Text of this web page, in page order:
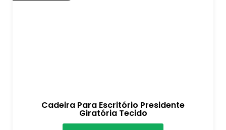
Cadeira Para Escritório Presidente
Giratória Tecido